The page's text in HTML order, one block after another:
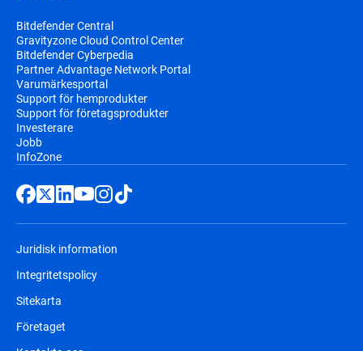
Bitdefender Central
Gravityzone Cloud Control Center
Bitdefender Cyberpedia
Partner Advantage Network Portal
Varumärkesportal
Support för hemprodukter
Support för företagsprodukter
Investerare
Jobb
InfoZone
Juridisk information
Integritetspolicy
Sitekarta
Företaget